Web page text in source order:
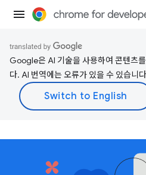
Google은 AI 기술을 사용하여 콘텐츠
다. AI 번역에는 오류가 있을 수 있습니